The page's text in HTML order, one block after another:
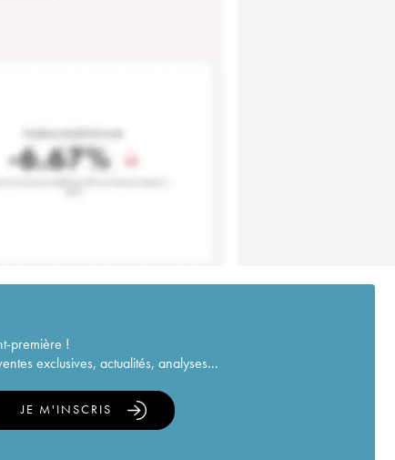
première !
exclusives, actualités, analyses...
JE M'INSCRIS